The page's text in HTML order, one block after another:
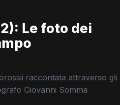
Le foto dei
raccontata attraverso gli
Giovanni Somma